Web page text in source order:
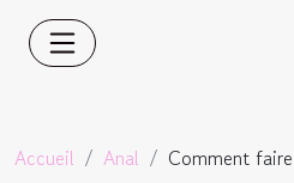
Accueil Anal Comment